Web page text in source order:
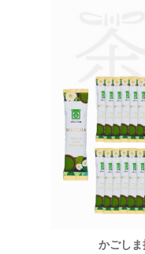
かごし